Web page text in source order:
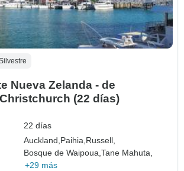
Nueva Zelanda - de
(22 días)
22 días
Auckland, Paihia, Russell,
Bosque de Waipoua,Tane Mahuta,
+29 más